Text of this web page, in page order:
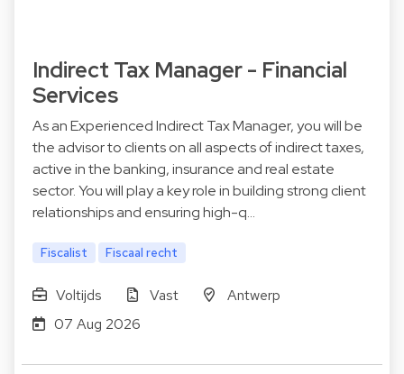
Indirect Tax Manager - Financial
Services
As an Experienced Indirect Tax Manager, you will be
the advisor to clients on all aspects of indirect taxes,
active in the banking, insurance and real estate
sector. You will play a key role in building strong client
relationships and ensuring high-q…
Fiscalist Fiscaal recht
Voltijds Vast
Antwerp
07 Aug 2026